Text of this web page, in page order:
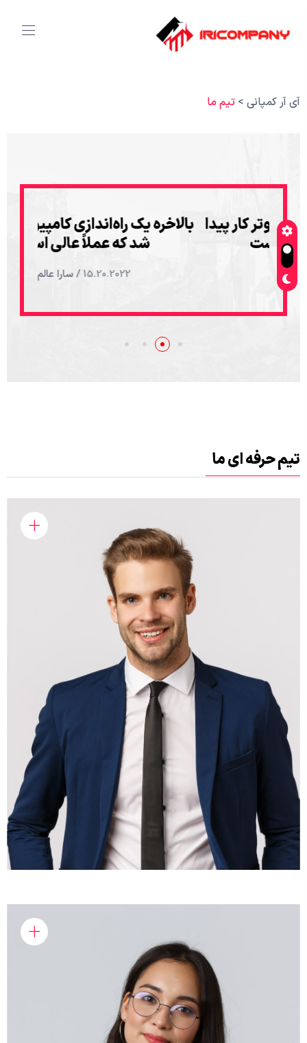
آی آر کمپانی> تیم ما
پیدا بالاخره یک راه‌اندازی کامپیوتر کار پیدا
شد که عملاً عالی است
/ سارا عالم
تیم حرفه ای ما